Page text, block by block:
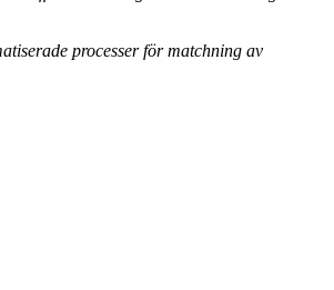
processer för matchning av